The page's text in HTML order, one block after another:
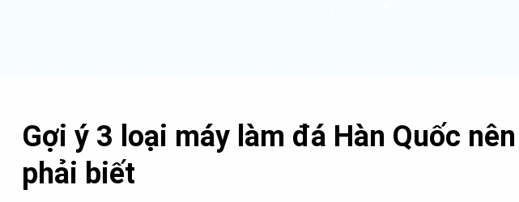
Gợi ý 3 loại máy làm đá Hàn Quốc
phải biết